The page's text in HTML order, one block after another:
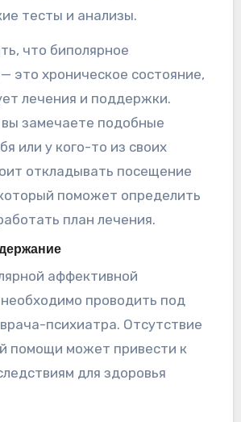
тесты и анализы.
что биполярное
это хроническое состояние,
лечения и поддержки.
замечаете подобные
или у кого-то из своих
откладывать посещение
поможет определить
план лечения.
аффективной
проводить под
психиатра. Отсутствие
помощи может привести к
для здоровья